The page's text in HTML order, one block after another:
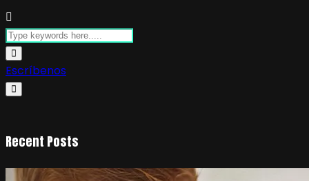
Escríbenos
Recent Posts